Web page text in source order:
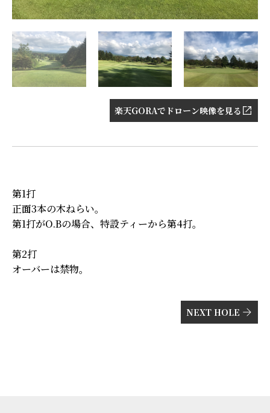
楽天GORAでドローン映像を見る
第1打
正面3本の木ねらい。
第1打がO.Bの場合、特設ティーから第4打。
第2打
オーバーは禁物。
NEXT HOLE